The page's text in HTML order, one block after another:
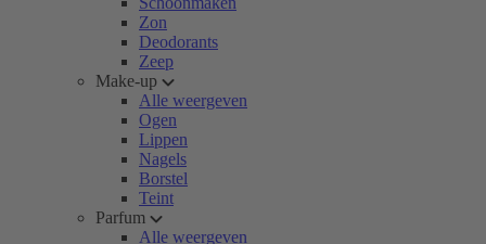
Zon
Deodorants
Zeep
Make-up
Alle weergeven
Ogen
Lippen
Nagels
Borstel
Teint
Parfum
Alle weergeven